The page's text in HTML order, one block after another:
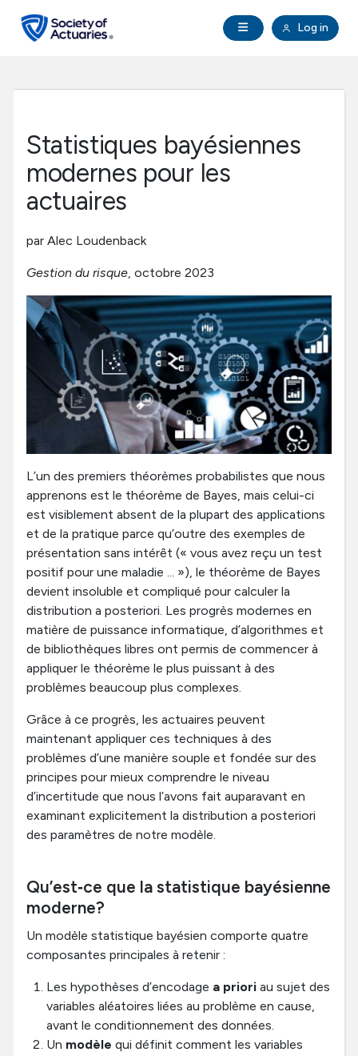
Open Navigation
Log in
search
Professional Development
Research Institute
Tools & Resources
About SOA
Statistiques bayésiennes
modernes pour les
actuaires
par Alec Loudenback
Gestion du risque, octobre 2023
L’un des premiers théorèmes probabilistes que nous
apprenons est le théorème de Bayes, mais celui-ci
est visiblement absent de la plupart des applications
et de la pratique parce qu’outre des exemples de
présentation sans intérêt (« vous avez reçu un test
positif pour une maladie ... »), le théorème de Bayes
devient insoluble et compliqué pour calculer la
distribution a posteriori. Les progrès modernes en
matière de puissance informatique, d’algorithmes et
de bibliothèques libres ont permis de commencer à
appliquer le théorème le plus puissant à des
problèmes beaucoup plus complexes.
Grâce à ce progrès, les actuaires peuvent
maintenant appliquer ces techniques à des
problèmes d’une manière souple et fondée sur des
principes pour mieux comprendre le niveau
d’incertitude que nous l’avons fait auparavant en
examinant explicitement la distribution a posteriori
des paramètres de notre modèle.
Qu’est‑ce que la statistique bayésienne
moderne?
Un modèle statistique bayésien comporte quatre
composantes principales à retenir :
Les hypothèses d’encodage a priori au sujet des
variables aléatoires liées au problème en cause,
avant le conditionnement des données.
Un modèle qui définit comment les variables